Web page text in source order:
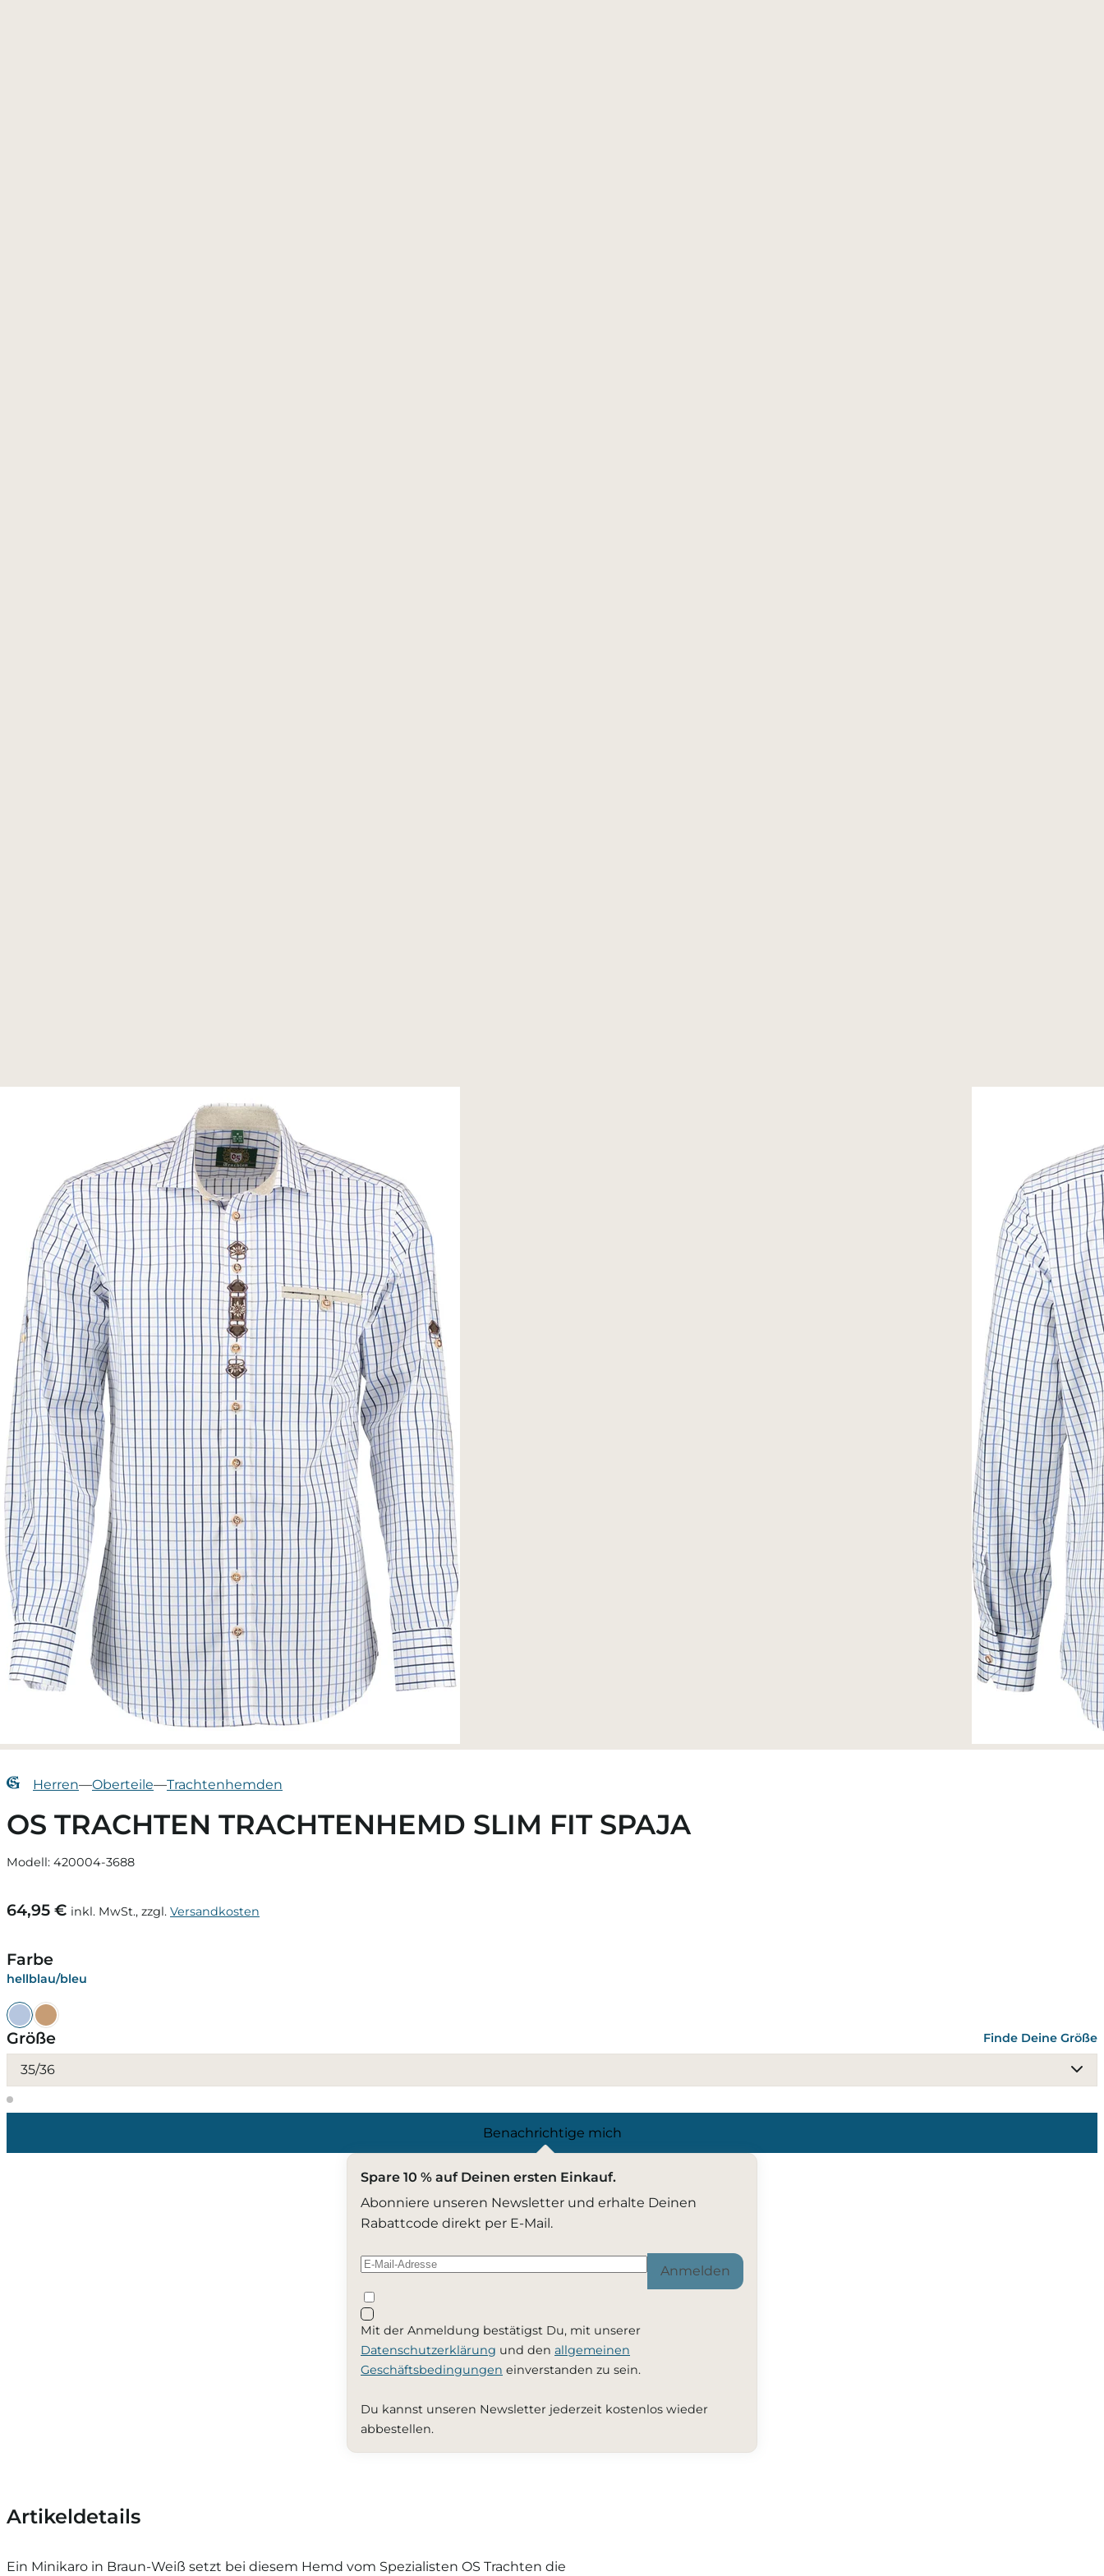
Herren—Oberteile—Trachtenhemden
OS TRACHTEN TRACHTENHEMD SLIM FIT SPAJA
Modell: 420004-3688
64,95 € inkl. MwSt., zzgl. Versandkosten
Farbe
hellblau/bleu
Größe Finde Deine Größe
35/36
Benachrichtige mich
Spare 10 % auf Deinen ersten Einkauf.
Abonniere unseren Newsletter und erhalte Deinen
Rabattcode direkt per E-Mail.
Anmelden
Mit der Anmeldung bestätigst Du, mit unserer
Datenschutzerklärung und den allgemeinen
Geschäftsbedingungen einverstanden zu sein.
Du kannst unseren Newsletter jederzeit kostenlos wieder
abbestellen.
Artikeldetails
Ein Minikaro in Braun-Weiß setzt bei diesem Hemd vom Spezialisten OS Trachten die